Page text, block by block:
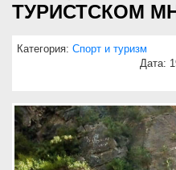
ТУРИСТСКОМ
Категория: Спорт и туризм
Дата: